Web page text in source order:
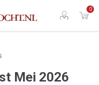
0
Mei 2026